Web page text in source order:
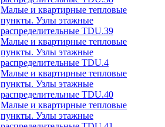
Малые и квартирные тепловые
пункты. Узлы этажные
распределительные TDU.39
Малые и квартирные тепловые
пункты. Узлы этажные
распределительные TDU.4
Малые и квартирные тепловые
пункты. Узлы этажные
распределительные TDU.40
Малые и квартирные тепловые
пункты. Узлы этажные